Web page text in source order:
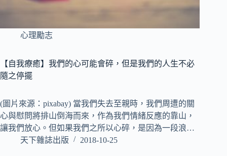
心理勵志
【自我療癒】我們的心可能會碎，但是我們的人生不必
隨之停擺
(圖片來源：pixabay) 當我們失去至親時，我們周遭的關
心與慰問將排山倒海而來，作為我們情緒反應的靠山，
讓我們放心。但如果我們之所以心碎，是因為一段浪…
天下雜誌出版
2018-10-25